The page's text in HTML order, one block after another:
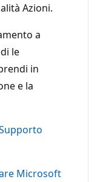
Azioni.
a
le
in
e la
Microsoft